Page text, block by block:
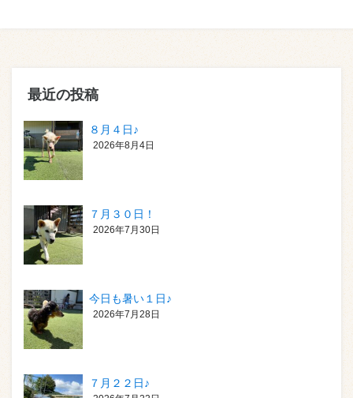
最近の投稿
８月４日♪
2026年8月4日
７月３０日！
2026年7月30日
今日も暑い１日♪
2026年7月28日
７月２２日♪